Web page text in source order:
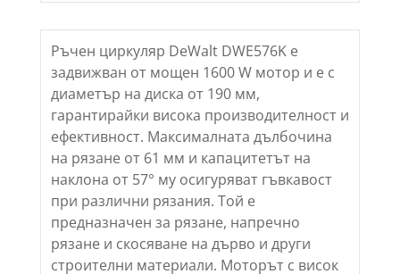
Ръчен циркуляр DeWalt DWE576K е
задвижван от мощен 1600 W мотор и е с
диаметър на диска от 190 мм,
гарантирайки висока производителност и
ефективност. Максималната дълбочина
на рязане от 61 мм и капацитетът на
наклона от 57° му осигуряват гъвкавост
при различни рязания. Той е
предназначен за рязане, напречно
рязане и скосяване на дърво и други
строителни материали. Моторът с висок